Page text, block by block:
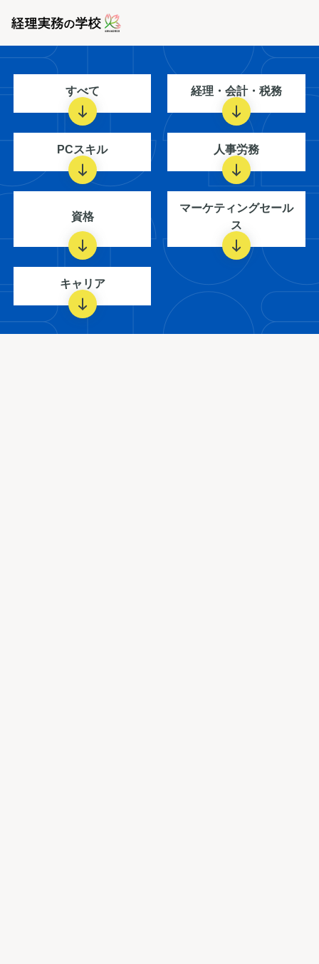
すべて 経理・会計・税務
PCスキル 人事労務
資格
マーケティングセール
ス
キャリア